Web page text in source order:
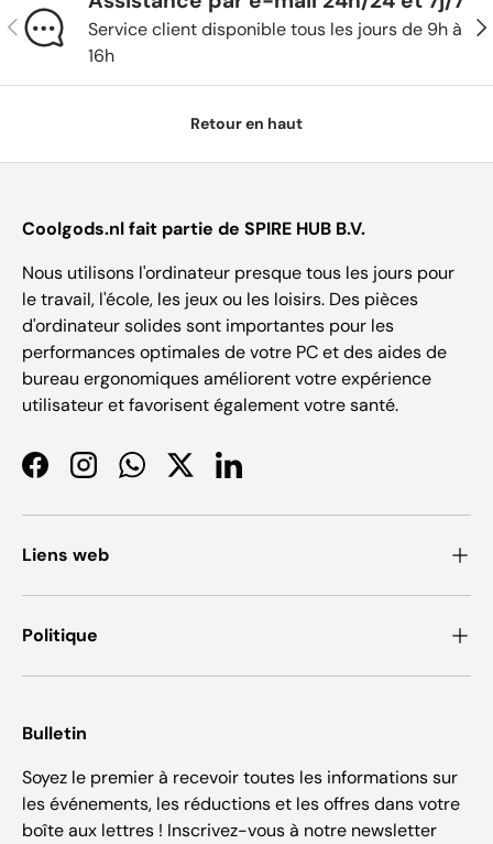
Précédent
Service client disponible tous les jours de 9h à
16h
Retour en haut
Coolgods.nl fait partie de SPIRE HUB B.V.
Nous utilisons l'ordinateur presque tous les jours pour
le travail, l'école, les jeux ou les loisirs. Des pièces
d'ordinateur solides sont importantes pour les
performances optimales de votre PC et des aides de
bureau ergonomiques améliorent votre expérience
utilisateur et favorisent également votre santé.
FacebookInstagramWhatsApp
TwitterLinkedIn
Liens web
Politique
Bulletin
Soyez le premier à recevoir toutes les informations sur
les événements, les réductions et les offres dans votre
boîte aux lettres ! Inscrivez-vous à notre newsletter